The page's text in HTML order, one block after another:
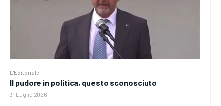
L'Editoriale
Il pudore in politica, questo sconosciuto
31 Luglio 2026